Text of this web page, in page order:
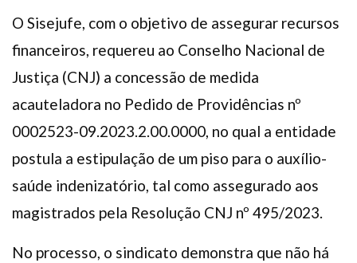
O Sisejufe, com o objetivo de assegurar recursos
financeiros, requereu ao Conselho Nacional de
Justiça (CNJ) a concessão de medida
acauteladora no Pedido de Providências nº
0002523-09.2023.2.00.0000, no qual a entidade
postula a estipulação de um piso para o auxílio-
saúde indenizatório, tal como assegurado aos
magistrados pela Resolução CNJ nº 495/2023.
No processo, o sindicato demonstra que não há